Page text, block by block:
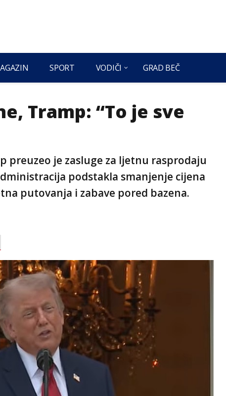
SPORT VODIČI GRAD BEČ
Tramp: “To je sve
preuzeo je zasluge za ljetnu rasprodaju
podstakla smanjenje cijena
putovanja i zabave pored bazena.